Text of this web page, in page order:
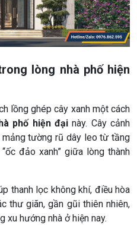
lòng nhà phố hiện
lồng ghép cây xanh một cách
phố hiện đạinày. Cây cảnh
tường rũ dây leo từ tầng
đảo xanh” giữa lòng thành
thanh lọc không khí, điều hòa
thư giãn, gần gũi thiên nhiên,
xu hướng nhà ở hiện nay.